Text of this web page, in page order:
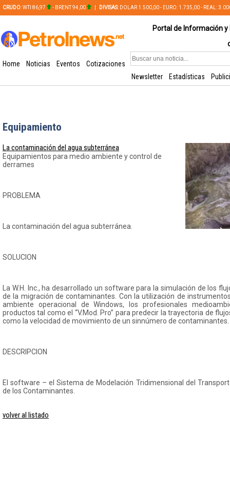
CRUDO: WTI 86,97 - BRENT 94,00 DIVISAS: DOLAR 1.500,00 - EURO: 1.735,00 - REAL:
Portal de Información
Home Noticias Eventos
Cotizaciones
Newsletter
Estadísticas
Equipamiento
La contaminación del agua subterránea
Equipamientos para medio ambiente y control de
derrames
PROBLEMA
La contaminación del agua subterránea.
SOLUCION
La W.H. Inc., ha desarrollado un software para la simulación de los
de la migración de contaminantes. Con la utilización de
ambiente operacional de Windows, los profesionales
productos tal como el “V.Mod. Pro” para predecir la trayectoria de
como la velocidad de movimiento de un sinnúmero de contaminantes.
DESCRIPCION
El software – el Sistema de Modelación Tridimensional del
de los Contaminantes.
volver al listado